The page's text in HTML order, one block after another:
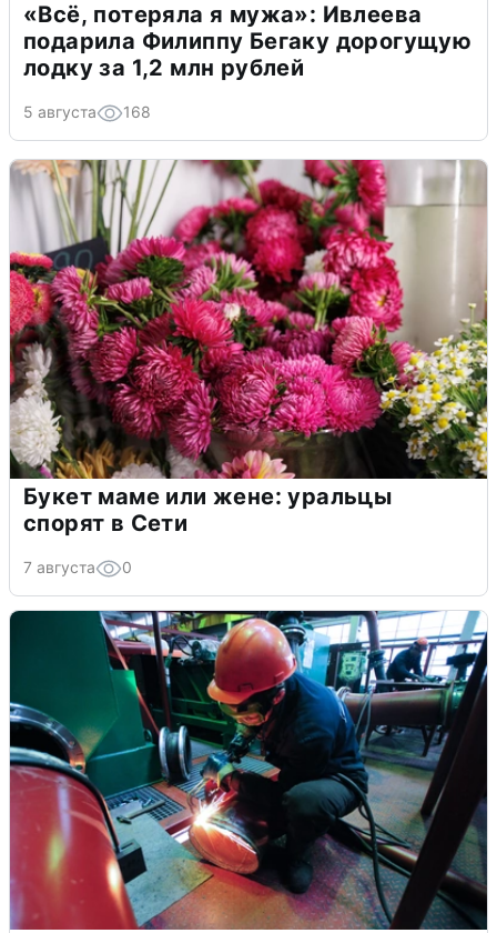
«Всё, потеряла я мужа»: Ивлеева
подарила Филиппу Бегаку дорогущую
лодку за 1,2 млн рублей
5 августа 168
Букет маме или жене: уральцы
спорят в Сети
7 августа 0